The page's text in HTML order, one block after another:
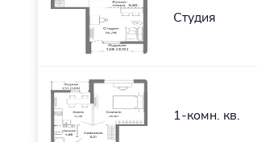
Студия
1-комн. кв.